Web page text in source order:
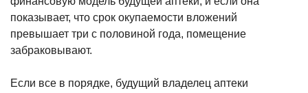
показывает, что срок окупаемости вложений
превышает три с половиной года, помещение
забраковывают.
Если все в порядке, будущий владелец аптеки